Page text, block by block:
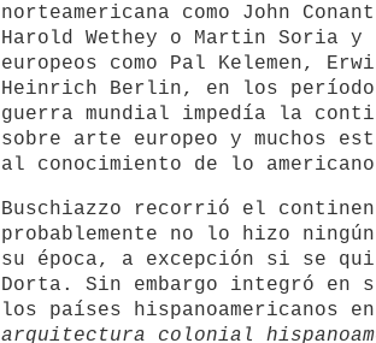
norteamericana como John
Harold Wethey o Martin Soria y
europeos como Pal Kelemen,
Heinrich Berlin, en los
guerra mundial impedía la
sobre arte europeo y muchos
al conocimiento de lo
Buschiazzo recorrió el
probablemente no lo hizo
su época, a excepción si se
Dorta. Sin embargo integró en
los países hispanoamericanos
arquitectura colonial